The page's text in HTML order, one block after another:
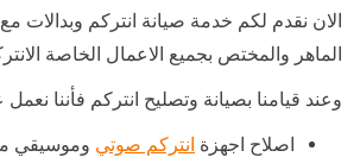
الان نقدم لكم خدمة صيانة انتركم وبدالات
الماهر والمختص بجميع الاعمال الخاصة
وعند قيامنا بصيانة وتصليح انتركم فأننا
اصلاح اجهزة انتركم صوتي وموسيقي